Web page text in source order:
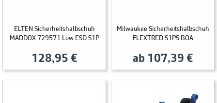
ELTEN Sicherheitshalbschuh
MADDOX 729571 Low ESD S1P
128,95 €
Milwaukee Sicherheitshalbschuh
FLEXTRED S1PS BOA
ab 107,39 €